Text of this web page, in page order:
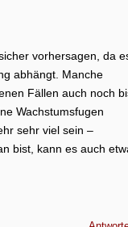
vorhersagen, da
abhängt. Manche
Fällen auch noch
Wachstumsfugen
sehr viel sein –
bist, kann es auch